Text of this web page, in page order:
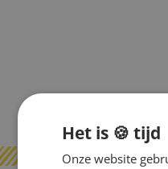
Het is 🍪 tijd
Onze website